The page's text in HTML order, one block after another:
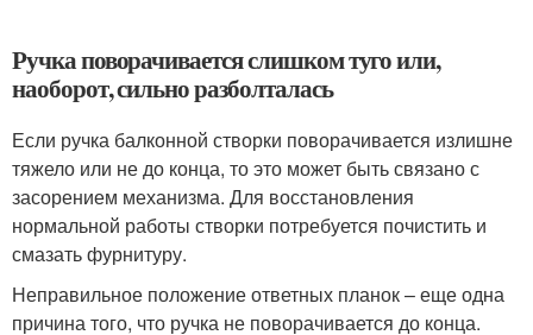
Ручка поворачивается слишком туго или,
наоборот, сильно разболталась
Если ручка балконной створки поворачивается излишне
тяжело или не до конца, то это может быть связано с
засорением механизма. Для восстановления
нормальной работы створки потребуется почистить и
смазать фурнитуру.
Неправильное положение ответных планок – еще одна
причина того, что ручка не поворачивается до конца.